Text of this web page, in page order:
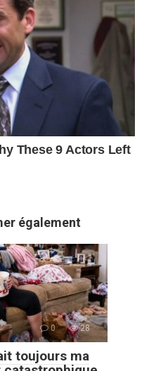
également
0 28
toujours ma